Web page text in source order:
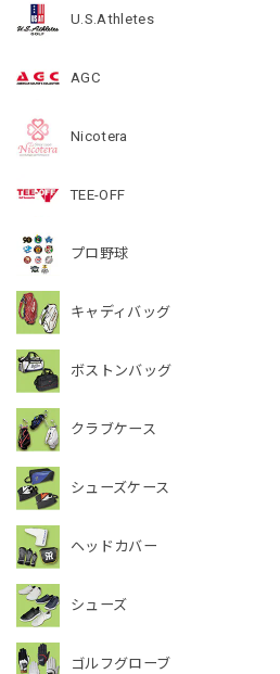
U.S.Athletes
AGC
Nicotera
TEE-OFF
プロ野球
キャディバッグ
ボストンバッグ
クラブケース
シューズケース
ヘッドカバー
シューズ
ゴルフグローブ